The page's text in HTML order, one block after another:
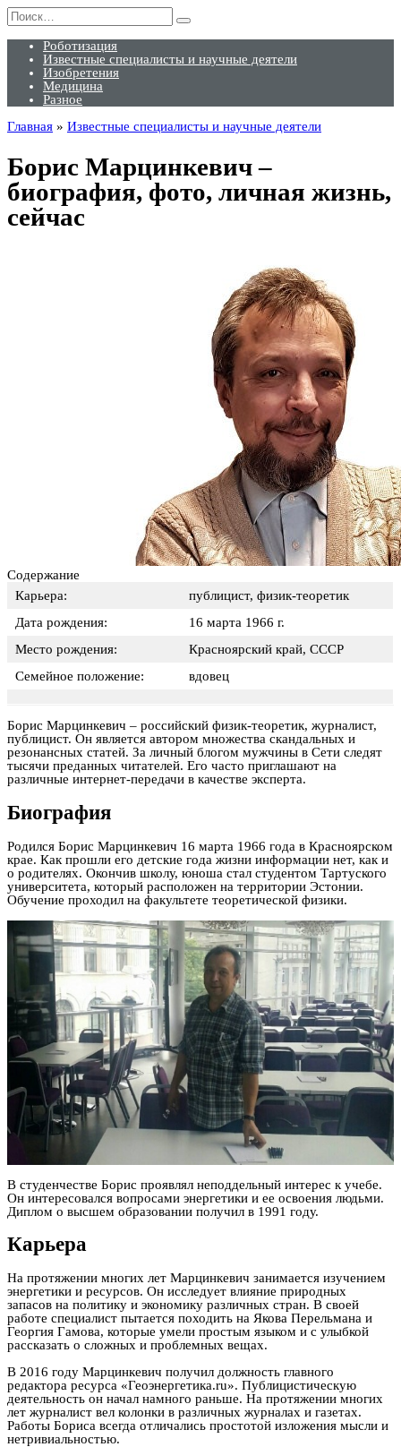
Перейти
к
содержанию
Search
for:
Роботизация
Известные специалисты и научные деятели
Изобретения
Медицина
Разное
Главная » Известные специалисты и научные деятели
Борис Марцинкевич –
биография, фото, личная жизнь,
сейчас
Содержание
Карьера:
публицист, физик-теоретик
Дата рождения:
16 марта 1966 г.
Место рождения:
Красноярский край, СССР
Семейное положение:
вдовец
Борис Марцинкевич – российский физик-теоретик, журналист,
публицист. Он является автором множества скандальных и
резонансных статей. За личный блогом мужчины в Сети следят
тысячи преданных читателей. Его часто приглашают на
различные интернет-передачи в качестве эксперта.
Биография
Родился Борис Марцинкевич 16 марта 1966 года в Красноярском
крае. Как прошли его детские года жизни информации нет, как и
о родителях. Окончив школу, юноша стал студентом Тартуского
университета, который расположен на территории Эстонии.
Обучение проходил на факультете теоретической физики.
В студенчестве Борис проявлял неподдельный интерес к учебе.
Он интересовался вопросами энергетики и ее освоения людьми.
Диплом о высшем образовании получил в 1991 году.
Карьера
На протяжении многих лет Марцинкевич занимается изучением
энергетики и ресурсов. Он исследует влияние природных
запасов на политику и экономику различных стран. В своей
работе специалист пытается походить на Якова Перельмана и
Георгия Гамова, которые умели простым языком и с улыбкой
рассказать о сложных и проблемных вещах.
В 2016 году Марцинкевич получил должность главного
редактора ресурса «Геоэнергетика.ru». Публицистическую
деятельность он начал намного раньше. На протяжении многих
лет журналист вел колонки в различных журналах и газетах.
Работы Бориса всегда отличались простотой изложения мысли и
нетривиальностью.